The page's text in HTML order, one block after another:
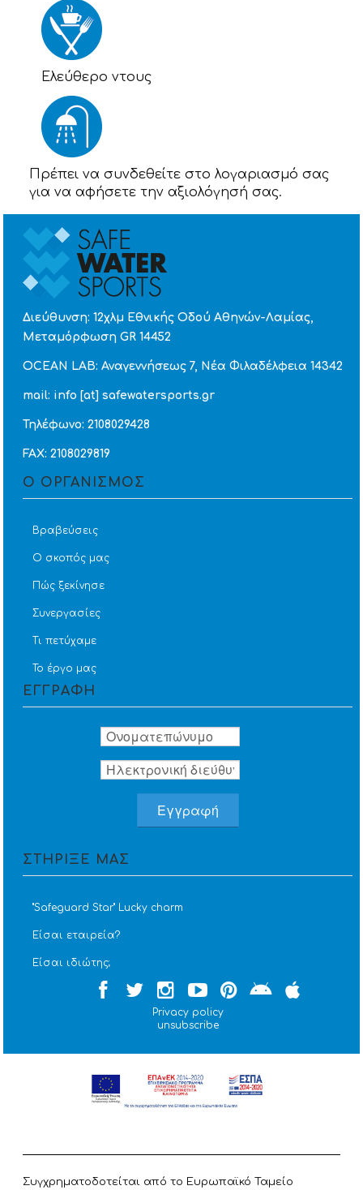
Eλεύθερο ντους
Πρέπει να συνδεθείτε στο λογαριασμό σας
για να αφήσετε την αξιολόγησή σας.
Διεύθυνση: 12χλμ Εθνικής Οδού Αθηνών-Λαμίας,
Μεταμόρφωση GR 14452
OCEAN LAB: Αναγεννήσεως 7, Νέα Φιλαδέλφεια 14342
mail: info [at] safewatersports.gr
Τηλέφωνο: 2108029428
FAX: 2108029819
Ο ΟΡΓΑΝΙΣΜΟΣ
Βραβεύσεις
Ο σκοπός μας
Πώς ξεκίνησε
Συνεργασίες
Τι πετύχαμε
Το έργο μας
ΕΓΓΡΑΦΗ
ΣΤΗΡΙΞΕ ΜΑΣ
''Safeguard Star'' Lucky charm
Είσαι εταιρεία?
Είσαι ιδιώτης;
Privacy policy
unsubscribe
Συγχρηματοδοτείται από το Ευρωπαϊκό Ταμείο